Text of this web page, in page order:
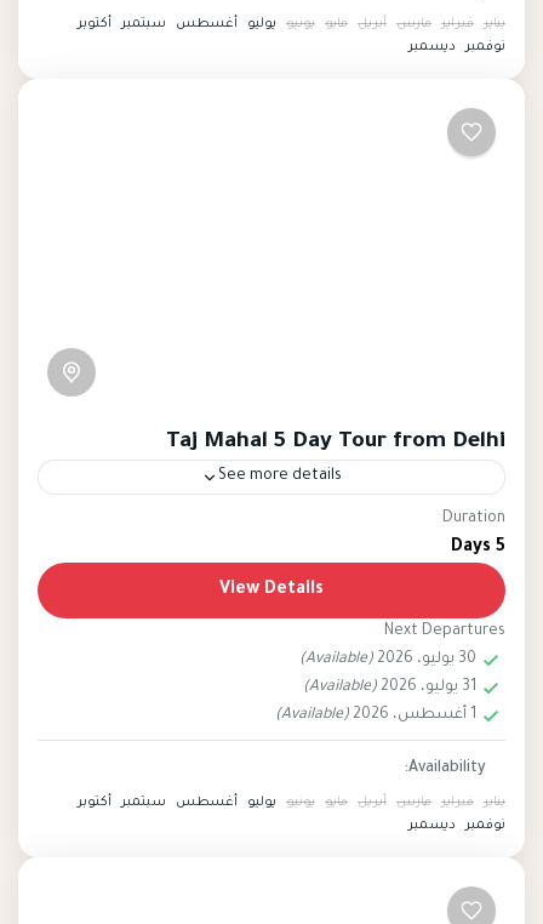
يناير فبراير مارس أبريل مايو يونيو يوليو أغسطس سبتمبر
أكتوبر
نوفمبر
ديسمبر
Taj Mahal 5 Day Tour from Delhi
See more details
India
The Taj Mahal 5 Day Tour from Delhi offers an
India's rich cultural and historical tapestry,
centered around the iconic...
Easy
2 People
Duration
5 Days
View Details
Next Departures
30 يوليو، 2026
(Available)
31 يوليو، 2026
(Available)
(Available)
Availability:
يناير فبراير مارس أبريل مايو يونيو يوليو أغسطس سبتمبر
أكتوبر
نوفمبر
ديسمبر